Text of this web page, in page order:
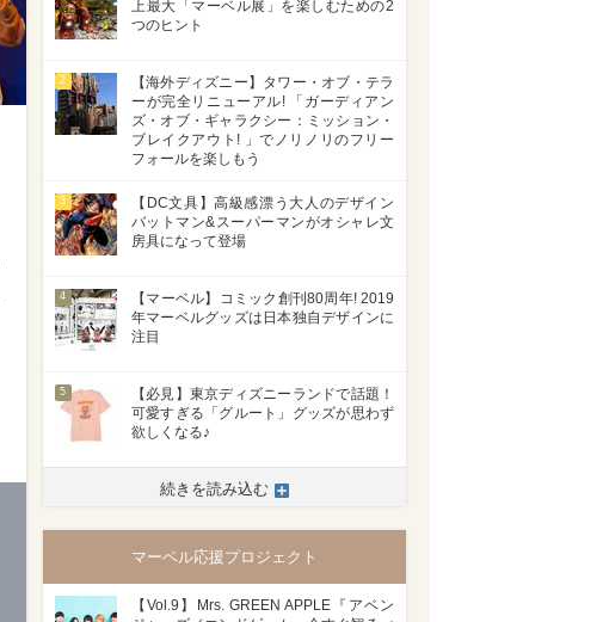
上最大「マーベル展」を楽しむための2
つのヒント
2
【海外ディズニー】タワー・オブ・テラ
ーが完全リニューアル! 「ガーディアン
ズ・オブ・ギャラクシー：ミッション・
ブレイクアウト! 」でノリノリのフリー
フォールを楽しもう
3
【DC文具】高級感漂う大人のデザイン
バットマン&スーパーマンがオシャレ文
房具になって登場
4
【マーベル】コミック創刊80周年! 2019
年マーベルグッズは日本独自デザインに
注目
5
【必見】東京ディズニーランドで話題！
可愛すぎる「グルート」グッズが思わず
欲しくなる♪
続きを読み込む
マーベル応援プロジェクト
【Vol.9】Mrs. GREEN APPLE『アベン